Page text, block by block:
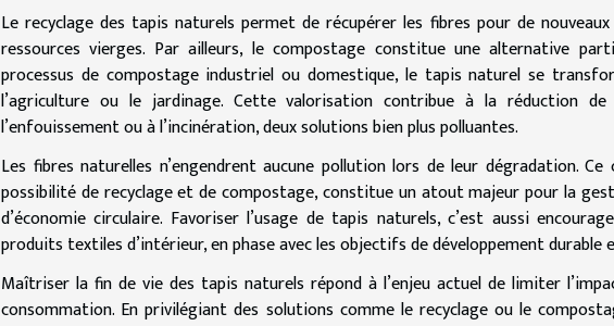
Le recyclage des tapis naturels permet de récupérer les fibres pour de
ressources vierges. Par ailleurs, le compostage constitue une alternative
processus de compostage industriel ou domestique, le tapis naturel se
l’agriculture ou le jardinage. Cette valorisation contribue à la réduction
l’enfouissement ou à l’incinération, deux solutions bien plus polluantes.
Les fibres naturelles n’engendrent aucune pollution lors de leur dégradation.
possibilité de recyclage et de compostage, constitue un atout majeur pour la
d’économie circulaire. Favoriser l’usage de tapis naturels, c’est aussi
produits textiles d’intérieur, en phase avec les objectifs de développement durable
Maîtriser la fin de vie des tapis naturels répond à l’enjeu actuel de limiter
consommation. En privilégiant des solutions comme le recyclage ou le